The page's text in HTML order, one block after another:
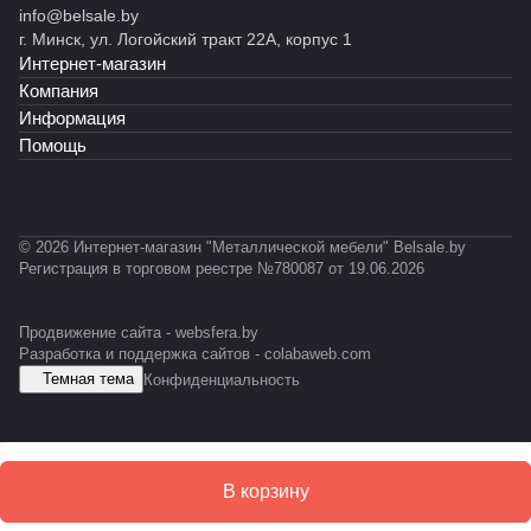
й
С
К
й
С
T
-
0
5
1
й
С
Т
-
0
1
0
й
С
А
-
E
S
RAL
В корзину
info@belsale.by
г. Минск, ул. Логойский тракт 22А, корпус 1
Интернет-магазин
Компания
Информация
Помощь
© 2026 Интернет-магазин "Металлической мебели" Belsale.by
Регистрация в торговом реестре №780087 от 19.06.2026
Продвижение сайта - websfera.by
Разработка и поддержка сайтов - colabaweb.com
Темная тема
Конфиденциальность